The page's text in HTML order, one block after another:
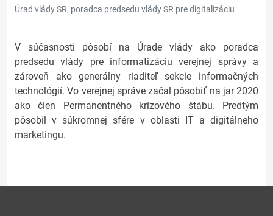
Úrad vlády SR, poradca predsedu vlády SR pre digitalizáciu
V súčasnosti pôsobí na Úrade vlády ako poradca
predsedu vlády pre informatizáciu verejnej správy a
zároveň ako generálny riaditeľ sekcie informačných
technológií. Vo verejnej správe začal pôsobiť na jar 2020
ako člen Permanentného krízového štábu. Predtým
pôsobil v súkromnej sfére v oblasti IT a digitálneho
marketingu.